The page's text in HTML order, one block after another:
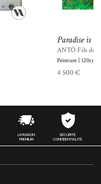
Paradise is
ANTÒ Fils de
Peinture | 120cm
4 500 €
LIVRAISON
PREMIUM
SÉCURITÉ
CONFIDENTIALITÉ